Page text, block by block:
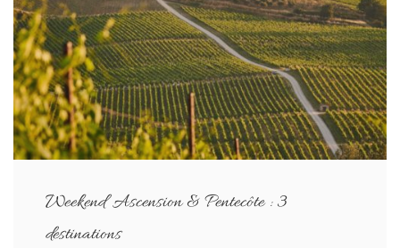
Weekend Ascension & Pentecôte : 3
destinations